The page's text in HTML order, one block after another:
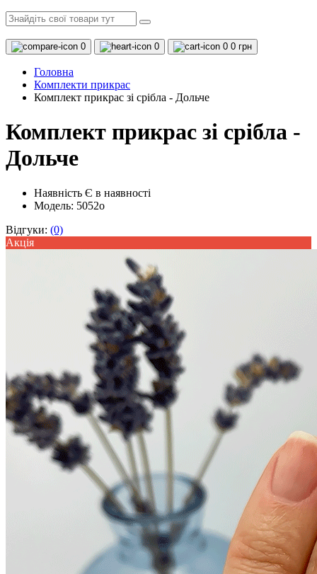
0 0 0 0 грн
Головна
Комплекти прикрас
Комплект прикрас зі срібла - Дольче
Комплект прикрас зі срібла -
Дольче
Наявність Є в наявності
Модель: 5052o
Відгуки: (0)
Акцiя